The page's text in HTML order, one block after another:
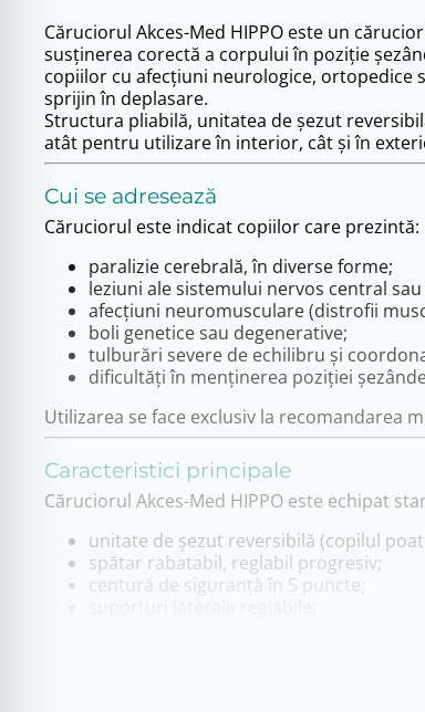
Căruciorul Akces-Med HIPPO este un
susținerea corectă a corpului în poziție
copiilor cu afecțiuni neurologice, ortopedice
sprijin în deplasare.
Structura pliabilă, unitatea de șezut
atât pentru utilizare în interior, cât și în
Cui se adresează
Căruciorul este indicat copiilor care prezintă:
paralizie cerebrală, în diverse forme;
leziuni ale sistemului nervos central
afecțiuni neuromusculare (distrofii
boli genetice sau degenerative;
tulburări severe de echilibru și
dificultăți în menținerea poziției
Utilizarea se face exclusiv la recomandarea
Caracteristici principale
Căruciorul Akces-Med HIPPO este echipat
unitate de șezut reversibilă (copilul
spătar rabatabil, reglabil progresiv;
centură de siguranță în 5 puncte;